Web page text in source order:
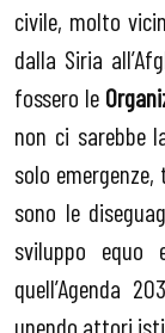
civile, molto
dalla Siria
fossero le
non ci sarebbe
solo
sono le
sviluppo
quell’Agenda
unendo attori